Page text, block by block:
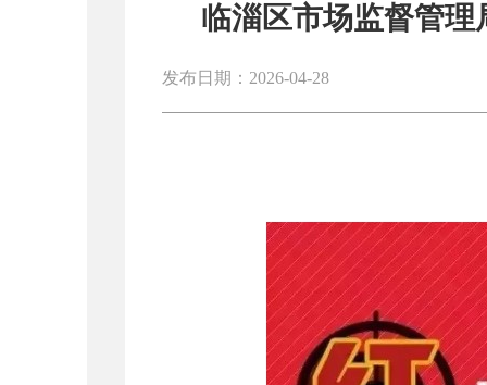
临淄区市场监督管
发布日期：2026-04-28